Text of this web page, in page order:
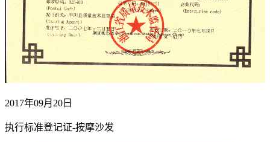
2017年09月20日
执行标准登记证-按摩沙发